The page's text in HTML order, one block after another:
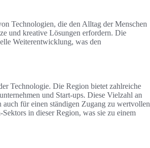
Technologien, die den Alltag der Menschen
und kreative Lösungen erfordern. Die
Weiterentwicklung, was den
Technologie. Die Region bietet zahlreiche
und Start-ups. Diese Vielzahl an
für einen ständigen Zugang zu wertvollen
in dieser Region, was sie zu einem